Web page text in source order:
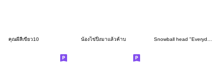
คุณผีสีเขียว10 น้องไข่ปิ้งมาแล้วค้าบ